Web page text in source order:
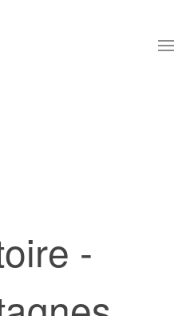
-